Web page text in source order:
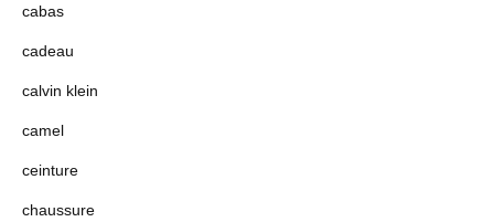
cabas
cadeau
calvin klein
camel
ceinture
chaussure